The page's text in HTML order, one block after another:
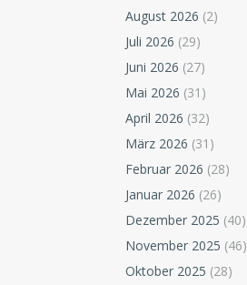
August 2026 (2)
Juli 2026 (29)
Juni 2026 (27)
Mai 2026 (31)
April 2026 (32)
März 2026 (31)
Februar 2026 (28)
Januar 2026 (26)
Dezember 2025 (40)
November 2025 (46)
Oktober 2025 (28)